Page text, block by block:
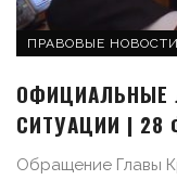
ПРАВОВЫЕ
ОФИЦИАЛЬНЫЕ
СИТУАЦИИ | 28
Обращение Главы